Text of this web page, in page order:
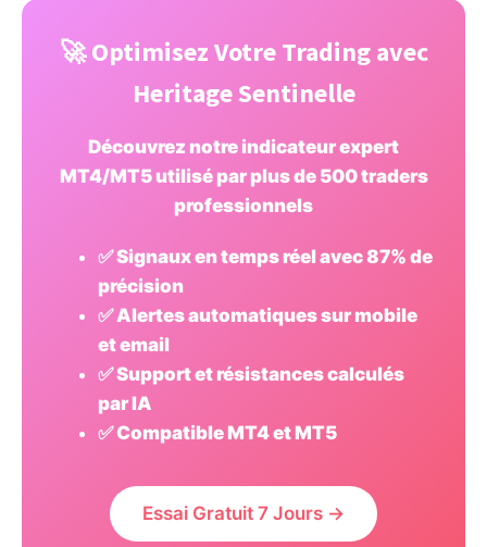
🚀 Optimisez Votre Trading avec
Heritage Sentinelle
Découvrez notre indicateur expert
MT4/MT5 utilisé par plus de 500 traders
professionnels
✅ Signaux en temps réel avec 87% de
précision
✅ Alertes automatiques sur mobile
et email
✅ Support et résistances calculés
par IA
✅ Compatible MT4 et MT5
Essai Gratuit 7 Jours →